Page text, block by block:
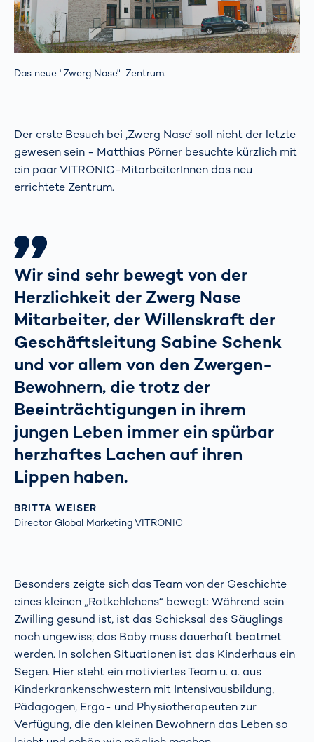
Das neue "Zwerg Nase"-Zentrum.
Der erste Besuch bei ‚Zwerg Nase‘ soll nicht der letzte
gewesen sein - Matthias Pörner besuchte kürzlich mit
ein paar VITRONIC-MitarbeiterInnen das neu
errichtete Zentrum.
Wir sind sehr bewegt von der
Herzlichkeit der Zwerg Nase
Mitarbeiter, der Willenskraft der
Geschäftsleitung Sabine Schenk
und vor allem von den Zwergen-
Bewohnern, die trotz der
Beeinträchtigungen in ihrem
jungen Leben immer ein spürbar
herzhaftes Lachen auf ihren
Lippen haben.
BRITTA WEISER
Director Global Marketing VITRONIC
Besonders zeigte sich das Team von der Geschichte
eines kleinen „Rotkehlchens“ bewegt: Während sein
Zwilling gesund ist, ist das Schicksal des Säuglings
noch ungewiss; das Baby muss dauerhaft beatmet
werden. In solchen Situationen ist das Kinderhaus ein
Segen. Hier steht ein motiviertes Team u. a. aus
Kinderkrankenschwestern mit Intensivausbildung,
Pädagogen, Ergo- und Physiotherapeuten zur
Verfügung, die den kleinen Bewohnern das Leben so